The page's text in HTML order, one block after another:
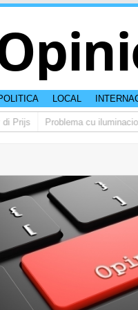
LOCAL
Problema cu iluminacion